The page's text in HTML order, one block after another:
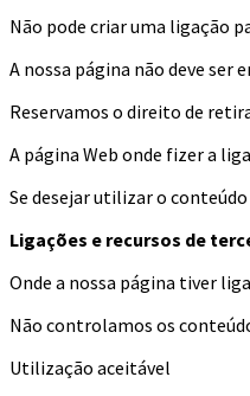
Não pode criar uma ligação
A nossa página não deve ser
Reservamos o direito de
A página Web onde fizer a
Se desejar utilizar o
Ligações e recursos de
Onde a nossa página tiver
Não controlamos os
Utilização aceitável